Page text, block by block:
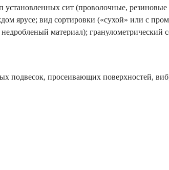
сит (проволочные, резиновые
ярусе; вид сортировки («сухой» или с
материал); гранулометрический
подвесок, просеивающих поверхностей,